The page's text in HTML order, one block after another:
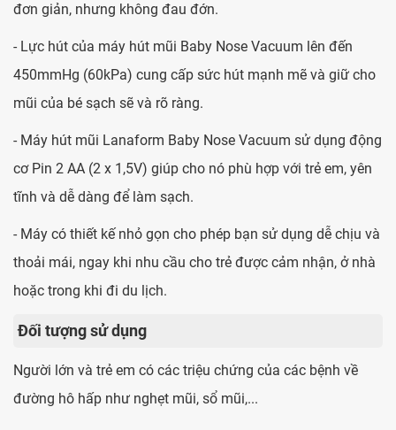
đơn giản, nhưng không đau đớn.
- Lực hút của máy hút mũi Baby Nose Vacuum lên đến
450mmHg (60kPa) cung cấp sức hút mạnh mẽ và giữ cho
mũi của bé sạch sẽ và rõ ràng.
- Máy hút mũi Lanaform Baby Nose Vacuum sử dụng động
cơ Pin 2 AA (2 x 1,5V) giúp cho nó phù hợp với trẻ em, yên
tĩnh và dễ dàng để làm sạch.
- Máy có thiết kế nhỏ gọn cho phép bạn sử dụng dễ chịu và
thoải mái, ngay khi nhu cầu cho trẻ được cảm nhận, ở nhà
hoặc trong khi đi du lịch.
Đối tượng sử dụng
Người lớn và trẻ em có các triệu chứng của các bệnh về
đường hô hấp như nghẹt mũi, sổ mũi,...